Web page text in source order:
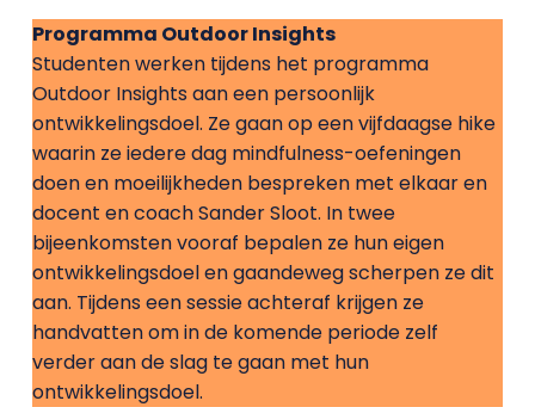
Programma Outdoor Insights
Studenten werken tijdens het programma
Outdoor Insights aan een persoonlijk
ontwikkelingsdoel. Ze gaan op een vijfdaagse hike
waarin ze iedere dag mindfulness-oefeningen
doen en moeilijkheden bespreken met elkaar en
docent en coach Sander Sloot. In twee
bijeenkomsten vooraf bepalen ze hun eigen
ontwikkelingsdoel en gaandeweg scherpen ze dit
aan. Tijdens een sessie achteraf krijgen ze
handvatten om in de komende periode zelf
verder aan de slag te gaan met hun
ontwikkelingsdoel.